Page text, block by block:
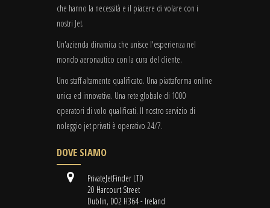
che hanno la necessità e il piacere di volare con i
nostri Jet.
Un'azienda dinamica che unisce l'esperienza nel
mondo aeronautico con la cura del cliente.
Uno staff altamente qualificato. Una piattaforma online
unica ed innovativa. Una rete globale di 1000
operatori di volo qualificati. Il nostro servizio di
noleggio jet privati è operativo 24/7.
DOVE SIAMO
PrivateJetFinder LTD
20 Harcourt Street
Dublin, D02 H364 - Ireland